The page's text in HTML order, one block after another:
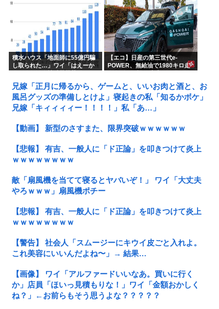
積水ハウス「地面師に55億円騙
し取られた…」ワイ「はえーか
ぁ」
【エコ】日産の第三世代e-
POWER、無給油で1980キロ走
兄嫁「正月に帰るから、ゲームと、いいお肉と酒と、お
風呂グッズの準備しとけよ」寝起きの私「知るかボケ」
兄嫁「キィィィィー！！！！」私「あ…」
【動画】 新型のさすまた、限界突破ｗｗｗｗｗｗ
【悲報】 有吉、一般人に「ド正論」を叩きつけて炎上
ｗｗｗｗｗｗｗｗ
敵「扇風機を当てて寝るとヤバいぞ！」 ワイ「大丈夫
やろｗｗｗ」扇風機ポチー
【悲報】 有吉、一般人に「ド正論」を叩きつけて炎上
ｗｗｗｗｗｗｗｗ
【警告】 社会人「スムージーにキウイ皮ごと入れよ。
これ美容にいいんだよね〜」→ 結果…
【画像】 ワイ「アルファードいいなあ。買いに行く
か」店員「ほいっ見積もりな！」ワイ「金額おかしく
ね？」←お前らもそう思うよな？？？？？